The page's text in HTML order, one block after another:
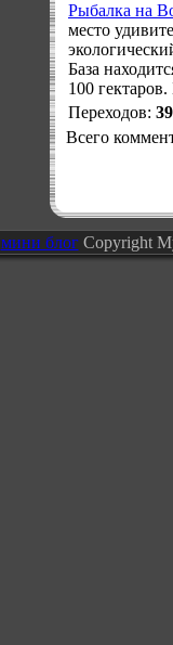
Рыбалка на
место
База
100 гектаров.
Переходов:
Всего
мини блогCopyright